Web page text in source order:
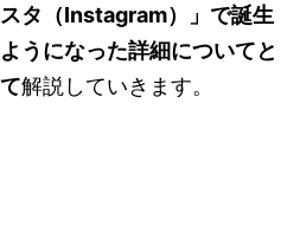
スタ（Instagram）」で誕生
うになった詳細についてと
解説していきます。